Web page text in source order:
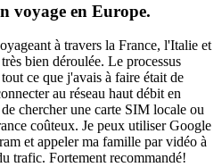
voyage en Europe.
à travers la France, l'Italie et
bien déroulée. Le processus
ce que j'avais à faire était de
au réseau haut débit en
chercher une carte SIM locale ou
coûteux. Je peux utiliser Google
et appeler ma famille par vidéo à
trafic. Fortement recommandé!